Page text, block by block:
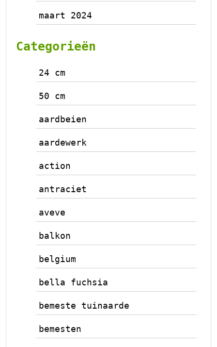
maart 2024
Categorieën
24 cm
50 cm
aardbeien
aardewerk
action
antraciet
aveve
balkon
belgium
bella fuchsia
bemeste tuinaarde
bemesten